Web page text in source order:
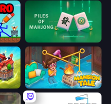
DOP Noob: Draw to Save Piles of Mahjong
Mansion Tale: Merge Secrets